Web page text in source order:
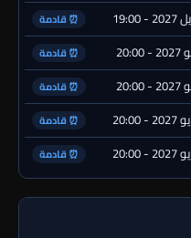
⏰ قادمة
⏰ قادمة
⏰ قادمة
⏰ قادمة
⏰ قادمة